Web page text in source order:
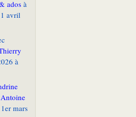
adosà
avril
à
Antoine
mars